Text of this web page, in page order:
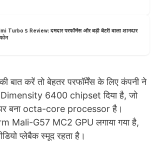
Turbo 5 Review: दमदार परफॉर्मेंस और बड़ी बैटरी वाला शानदार
बात करें तो बेहतर परफॉर्मेंस के लिए कंपनी ने
6400 chipset दिया है, जो
बना octa-core processor है।
Mali-G57 MC2 GPU लगाया गया है,
प्लेबैक स्मूद रहता है।